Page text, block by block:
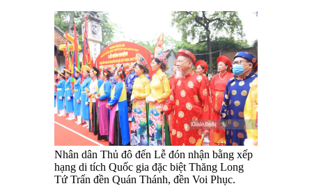
Nhân dân Thủ đô đến Lễ đón nhận bằng xếp
hạng di tích Quốc gia đặc biệt Thăng Long
Tứ Trấn đền Quán Thánh, đền Voi Phục.